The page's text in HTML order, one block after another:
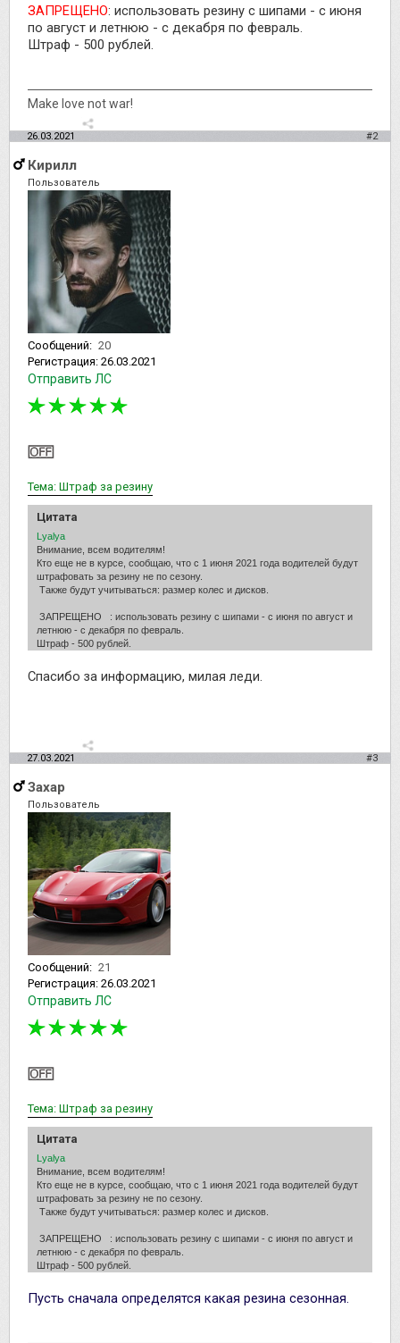
ЗАПРЕЩЕНО: использовать резину с шипами - с июня
по август и летнюю - с декабря по февраль.
Штраф - 500 рублей.
Make love not war!
26.03.2021 #2
Кирилл
Пользователь
Сообщений: 20
Регистрация: 26.03.2021
Отправить ЛС
Тема: Штраф за резину
Цитата
Lyalya
Внимание, всем водителям!
Кто еще не в курсе, сообщаю, что с 1 июня 2021 года водителей будут
штрафовать за резину не по сезону.
Также будут учитываться: размер колес и дисков.
ЗАПРЕЩЕНО : использовать резину с шипами - с июня по август и
летнюю - с декабря по февраль.
Штраф - 500 рублей.
Спасибо за информацию, милая леди.
27.03.2021 #3
Захар
Пользователь
Сообщений: 21
Регистрация: 26.03.2021
Отправить ЛС
Тема: Штраф за резину
Цитата
Lyalya
Внимание, всем водителям!
Кто еще не в курсе, сообщаю, что с 1 июня 2021 года водителей будут
штрафовать за резину не по сезону.
Также будут учитываться: размер колес и дисков.
ЗАПРЕЩЕНО : использовать резину с шипами - с июня по август и
летнюю - с декабря по февраль.
Штраф - 500 рублей.
Пусть сначала определятся какая резина сезонная.